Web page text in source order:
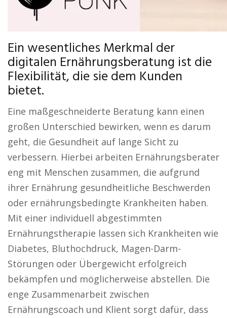
Ein wesentliches Merkmal der
digitalen Ernährungsberatung ist die
Flexibilität, die sie dem Kunden
bietet.
Eine maßgeschneiderte Beratung kann einen
großen Unterschied bewirken, wenn es darum
geht, die Gesundheit auf lange Sicht zu
verbessern. Hierbei arbeiten Ernährungsberater
eng mit Menschen zusammen, die aufgrund
ihrer Ernährung gesundheitliche Beschwerden
oder ernährungsbedingte Krankheiten haben.
Mit einer individuell abgestimmten
Ernährungstherapie lassen sich Krankheiten wie
Diabetes, Bluthochdruck, Magen-Darm-
Störungen oder Übergewicht erfolgreich
bekämpfen und möglicherweise abstellen. Die
enge Zusammenarbeit zwischen
Ernährungscoach und Klient sorgt dafür, dass